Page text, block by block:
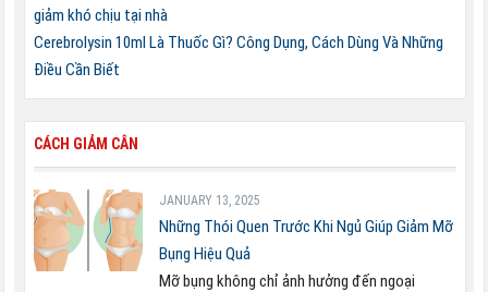
giảm khó chịu tại nhà
Cerebrolysin 10ml Là Thuốc Gì? Công Dụng, Cách Dùng Và Những
Điều Cần Biết
CÁCH GIẢM CÂN
JANUARY 13, 2025
Những Thói Quen Trước Khi Ngủ Giúp Giảm Mỡ
Bụng Hiệu Quả
Mỡ bụng không chỉ ảnh hưởng đến ngoại